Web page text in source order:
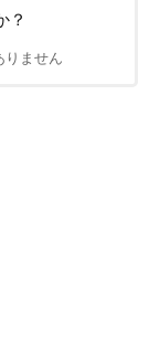
？
りません